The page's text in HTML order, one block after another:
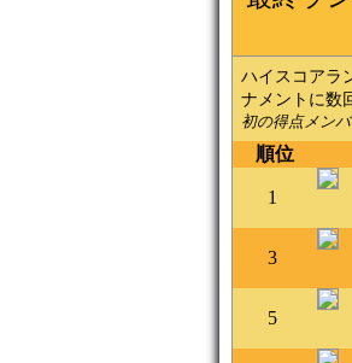
ハイスコアラ
ナメントに数
初の得点メン
順位
1
3
5